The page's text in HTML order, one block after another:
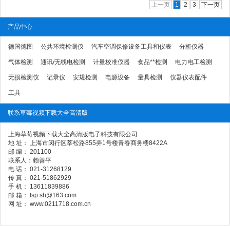
上一页 1 2 3 下一页
产品中心
德国德图 公共环境检测仪 汽车空调保修设备工具和仪表 分析仪器
气体检测 通讯/无线电检测 计量校准仪器 食品**检测 电力电工检测
无损检测仪 记录仪 安规检测 电源设备 量具检测 仪器仪表配件
工具
联系草莓视频下载大全高清版
上海草莓视频下载大全高清版电子科技有限公司
地 址： 上海市闵行区莘松路855弄1号楼青春商务楼8422A
邮 编： 201100
联系人：赖善平
电 话： 021-31268129
传 真： 021-51862929
手 机： 13611839886
邮 箱： lsp.sh@163.com
网 址： www.0211718.com.cn